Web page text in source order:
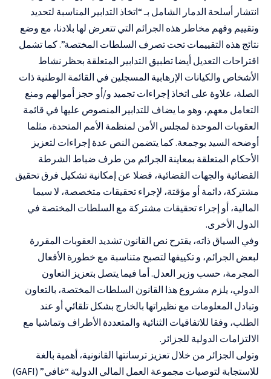
انتشار أسلحة الدمار الشامل بـ “اتخاذ التدابير المناسبة لتحديد
وتقييم وفهم مخاطر هذه الجرائم التي تتعرض لها بلادنا، مع وضع
نتائج هذه التقييمات تحت تصرف السلطات المختصة”. كما تشمل
اقتراحات التعديل أيضا تطبيق التدابير المتعلقة بحظر نشاط
الأشخاص والكيانات الإرهابية المسجلين في القائمة الوطنية ذات
الصلة، علاوة على اتخاذ إجراءات تجميد و/أو حجز أموالهم ومنع
التعامل معهم، وهو ما يضاف للتدابير المنصوص عليها في قائمة
العقوبات الموحدة لمجلس الأمن لمنظمة الأمم المتحدة، مثلما
أوضحه السيد بوجمعة. كما يتضمن النص عدة إجراءات لتعزيز
الأحكام المتعلقة بمعاينة الجرائم من طرف ضباط الشرطة
القضائية والجهات القضائية، فضلا عن إمكانية تشكيل فرق تحقيق
مشتركة، دائمة أو مؤقتة، لإجراء تحقيقات متخصصة، لا سيما
المالية، أو إجراء تحقيقات مشتركة مع السلطات المختصة في
الدول الأخرى.
وفي السياق ذاته، يقترح نص القانون تشديد العقوبات المقررة
لبعض الجرائم، و تكييفها لتصبح متناسبة مع خطورة الأفعال
المجرمة، حسب وزير العدل. أما فيما يتصل بتعزيز التعاون
الدولي، يلزم مشروع هذا القانون السلطات المختصة، بالتعاون
وتبادل المعلومات مع نظيراتها بالخارج بشكل تلقائي أو عند
الطلب، وفقا للاتفاقيات الثنائية والمتعددة الأطراف وتماشيا مع
الالتزامات الدولية للجزائر.
وتولى الجزائر من خلال تعزيز ترسانتها القانونية، أهمية بالغة
للاستجابة لتوصيات مجموعة العمل المالي الدولية “غافي” (GAFI)